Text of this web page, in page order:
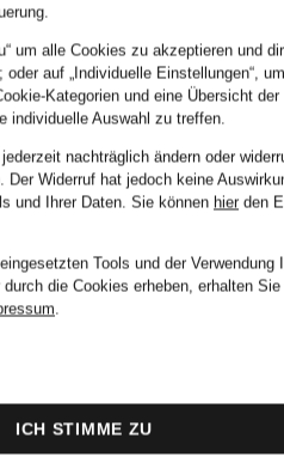
SALE
MARC
Sandalen
MARC
um alle Cookies zu akzeptieren und
auf „Individuelle Einstellungen“,
Kategorien und eine Übersicht
individuelle Auswahl zu treffen.
nachträglich ändern oder
Der Widerruf hat jedoch keine
und Ihrer Daten. Sie können hier den
Tools und der Verwendung
die Cookies erheben, erhalten
.
ICH STIMME ZU